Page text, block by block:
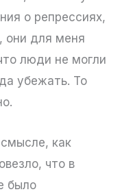
о репрессиях,
они для меня
люди не могли
убежать. То
как
что в
было